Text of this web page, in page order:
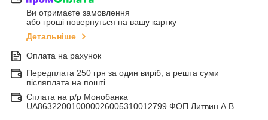
Ви отримаєте замовлення
або гроші повернуться на вашу картку
Детальніше
Оплата на рахунок
Передплата 250 грн за один виріб, а решта суми
післяплата на пошті
Сплата на р/р Монобанка
UA863220010000026005310012799 ФОП Литвин А.В.